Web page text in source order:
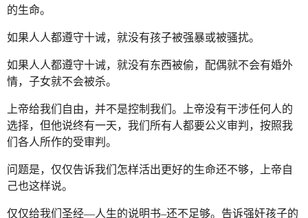
的生命。
如果人人都遵守十诫，就没有孩子被强暴或被骚扰。
如果人人都遵守十诫，就没有东西被偷，配偶就不会有婚外
情，子女就不会被杀。
上帝给我们自由，并不是控制我们。上帝没有干涉任何人的
选择，但他说终有一天，我们所有人都要公义审判，按照我
们各人所作的受审判。
问题是，仅仅告诉我们怎样活出更好的生命还不够，上帝自
己也这样说。
仅仅给我们圣经—人生的说明书–还不足够。告诉强奸孩子的